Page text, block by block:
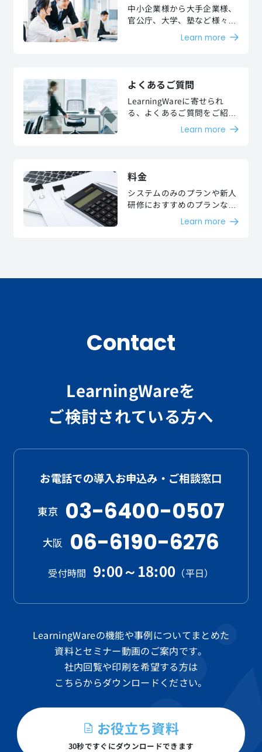
中小企業様から大手企業様、
官公庁、大学、塾など様々な
お客様より、高い評価を頂い
Learn more
よくあるご質問
LearningWareに寄せられ
る、よくあるご質問をご紹介
Learn more
料金
システムのみのプランや新人
研修におすすめのプランなど
お客様のご要望に沿った様々
な料金プランをご用意してお
Learn more
Contact
LearningWareを
ご検討されている方へ
お電話での導入お申込み・ご相談窓口
東京 03-6400-0507
大阪 06-6190-6276
受付時間 9:00～18:00 （平日）
LearningWareの機能や事例についてまとめた
資料とセミナー動画のご案内です。
社内回覧や印刷を希望する方は
こちらからダウンロードください。
お役立ち資料
30秒ですぐにダウンロードできます